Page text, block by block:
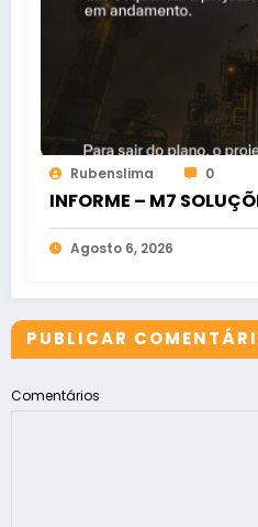
Rubenslima 0
INFORME – M7
Agosto 6, 2026
PUBLICAR
Comentários